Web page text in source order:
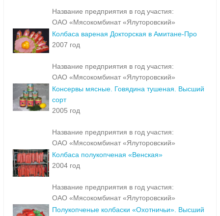
Название предприятия в год участия:
ОАО «Мясокомбинат «Ялуторовский»
Колбаса вареная Докторская в Амитане-Про
2007 год
Название предприятия в год участия:
ОАО «Мясокомбинат «Ялуторовский»
Консервы мясные. Говядина тушеная. Высший
сорт
2005 год
Название предприятия в год участия:
ОАО «Мясокомбинат «Ялуторовский»
Колбаса полукопченая «Венская»
2004 год
Название предприятия в год участия:
ОАО «Мясокомбинат «Ялуторовский»
Полукопченые колбаски «Охотничьи». Высший